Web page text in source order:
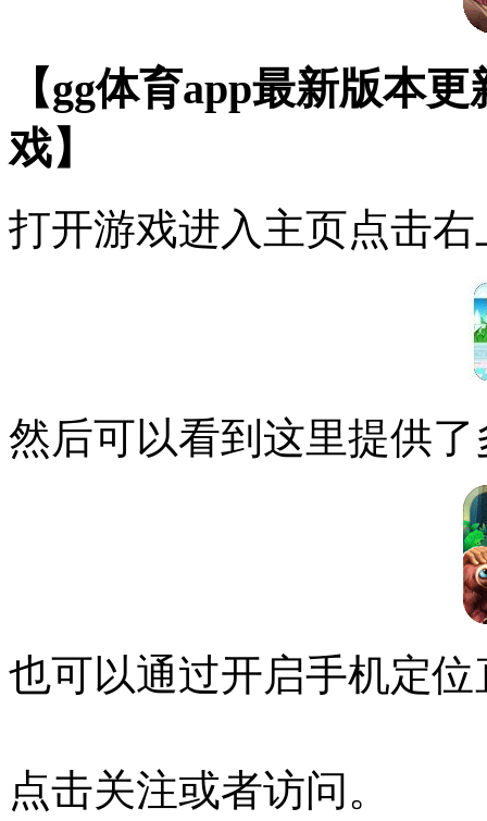
【gg体育app最新版本
戏】
打开游戏进入主页点击
然后可以看到这里提供
也可以通过开启手机定
点击关注或者访问。